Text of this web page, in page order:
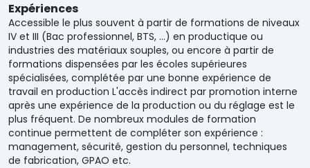
Expériences
Accessible le plus souvent à partir de formations de niveaux
IV et III (Bac professionnel, BTS, ...) en productique ou
industries des matériaux souples, ou encore à partir de
formations dispensées par les écoles supérieures
spécialisées, complétée par une bonne expérience de
travail en production L'accès indirect par promotion interne
après une expérience de la production ou du réglage est le
plus fréquent. De nombreux modules de formation
continue permettent de compléter son expérience :
management, sécurité, gestion du personnel, techniques
de fabrication, GPAO etc.